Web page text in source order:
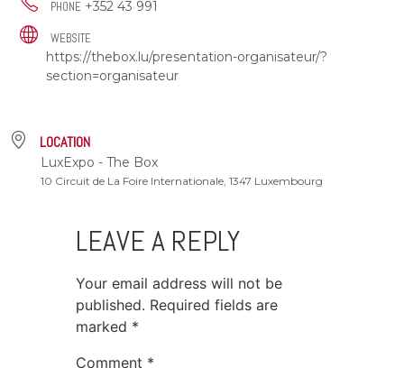
PHONE +352 43 991
WEBSITE
https://thebox.lu/presentation-organisateur/?
section=organisateur
LOCATION
LuxExpo - The Box
10 Circuit de La Foire Internationale, 1347 Luxembourg
LEAVE A REPLY
Your email address will not be
published. Required fields are
marked *
Comment *